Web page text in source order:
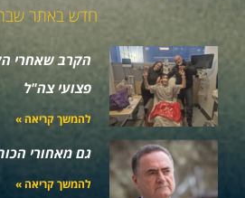
חדש באתר
הקרב שאחרי
פצועי צה"ל
להמשך קריאה »
גם מאחורי
להמשך קריאה »